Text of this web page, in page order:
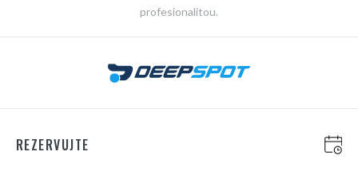
profesionalitou.
REZERVUJTE